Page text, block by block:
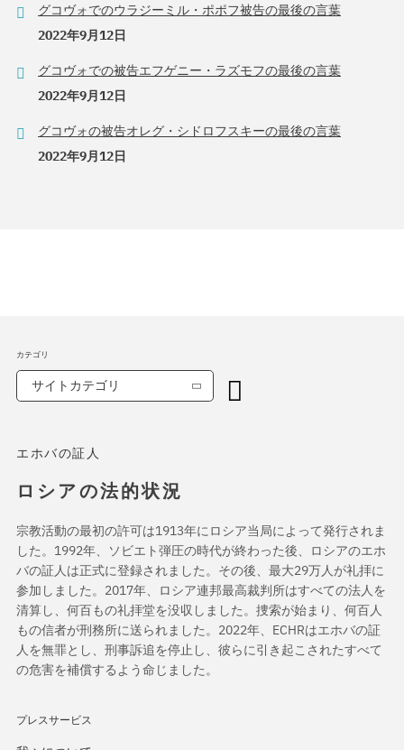
グコヴォでのウラジーミル・ポポフ被告の最後の言葉
2022年9月12日
グコヴォでの被告エフゲニー・ラズモフの最後の言葉
2022年9月12日
グコヴォの被告オレグ・シドロフスキーの最後の言葉
2022年9月12日
エホバの証人
ロシアの法的状況
宗教活動の最初の許可は1913年にロシア当局によって発行されま
した。1992年、ソビエト弾圧の時代が終わった後、ロシアのエホ
バの証人は正式に登録されました。その後、最大29万人が礼拝に
参加しました。2017年、ロシア連邦最高裁判所はすべての法人を
清算し、何百もの礼拝堂を没収しました。捜索が始まり、何百人
もの信者が刑務所に送られました。2022年、ECHRはエホバの証
人を無罪とし、刑事訴追を停止し、彼らに引き起こされたすべて
の危害を補償するよう命じました。
プレスサービス
カテゴリ
サイトカテゴリ